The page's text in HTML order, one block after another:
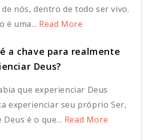
nós, dentro de todo ser vivo.
é uma... Read More
a chave para realmente
Deus?
que experienciar Deus
experienciar seu próprio Ser,
Deus é o que... Read More